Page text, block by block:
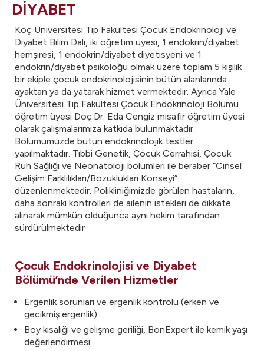
DİYABET
Koç Üniversitesi Tıp Fakültesi Çocuk Endokrinoloji ve
Diyabet Bilim Dalı, iki öğretim üyesi, 1 endokrin/diyabet
hemşiresi, 1 endokrin/diyabet diyetisyeni ve 1
endokrin/diyabet psikoloğu olmak üzere toplam 5 kişilik
bir ekiple çocuk endokrinolojisinin bütün alanlarında
ayaktan ya da yatarak hizmet vermektedir. Ayrıca Yale
Üniversitesi Tıp Fakültesi Çocuk Endokrinoloji Bölümü
öğretim üyesi Doç.Dr. Eda Cengiz misafir öğretim üyesi
olarak çalışmalarımıza katkıda bulunmaktadır.
Bölümümüzde bütün endokrinolojik testler
yapılmaktadır. Tıbbi Genetik, Çocuk Cerrahisi, Çocuk
Ruh Sağlığı ve Neonatoloji bölümleri ile beraber “Cinsel
Gelişim Farklılıkları/Bozuklukları Konseyi”
düzenlenmektedir. Polikliniğimizde görülen hastaların,
daha sonraki kontrolleri de ailenin istekleri de dikkate
alınarak mümkün olduğunca aynı hekim tarafından
sürdürülmektedir
Çocuk Endokrinolojisi ve Diyabet
Bölümü’nde Verilen Hizmetler
Ergenlik sorunları ve ergenlik kontrolü (erken ve
gecikmiş ergenlik)
Boy kısalığı ve gelişme geriliği, BonExpert ile kemik yaşı
değerlendirmesi